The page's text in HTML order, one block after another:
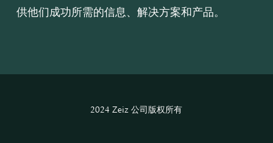
供他们成功所需的信息、解决方案和产品。
2024 Zeiz 公司版权所有